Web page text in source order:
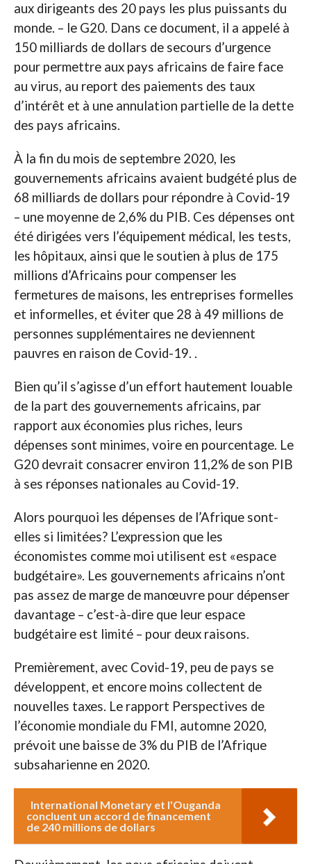
aux dirigeants des 20 pays les plus puissants du
monde. – le G20. Dans ce document, il a appelé à
150 milliards de dollars de secours d’urgence
pour permettre aux pays africains de faire face
au virus, au report des paiements des taux
d’intérêt et à une annulation partielle de la dette
des pays africains.
À la fin du mois de septembre 2020, les
gouvernements africains avaient budgété plus de
68 milliards de dollars pour répondre à Covid-19
– une moyenne de 2,6% du PIB. Ces dépenses ont
été dirigées vers l’équipement médical, les tests,
les hôpitaux, ainsi que le soutien à plus de 175
millions d’Africains pour compenser les
fermetures de maisons, les entreprises formelles
et informelles, et éviter que 28 à 49 millions de
personnes supplémentaires ne deviennent
pauvres en raison de Covid-19. .
Bien qu’il s’agisse d’un effort hautement louable
de la part des gouvernements africains, par
rapport aux économies plus riches, leurs
dépenses sont minimes, voire en pourcentage. Le
G20 devrait consacrer environ 11,2% de son PIB
à ses réponses nationales au Covid-19.
Alors pourquoi les dépenses de l’Afrique sont-
elles si limitées? L’expression que les
économistes comme moi utilisent est «espace
budgétaire». Les gouvernements africains n’ont
pas assez de marge de manœuvre pour dépenser
davantage – c’est-à-dire que leur espace
budgétaire est limité – pour deux raisons.
Premièrement, avec Covid-19, peu de pays se
développent, et encore moins collectent de
nouvelles taxes. Le rapport Perspectives de
l’économie mondiale du FMI, automne 2020,
prévoit une baisse de 3% du PIB de l’Afrique
subsaharienne en 2020.
International Monetary et l'Ouganda
concluent un accord de financement
de 240 millions de dollars